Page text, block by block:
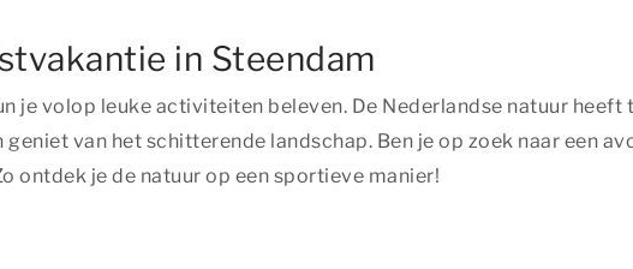
in Steendam
je volop leuke activiteiten beleven. De Nederlandse natuur
van het schitterende landschap. Ben je op zoek naar een
ontdek je de natuur op een sportieve manier!